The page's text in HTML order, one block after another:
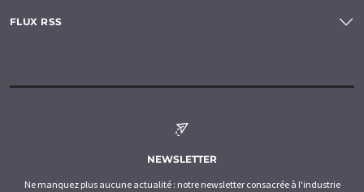
FLUX RSS
NEWSLETTER
Ne manquez plus aucune actualité : notre newsletter consacrée à l'industrie